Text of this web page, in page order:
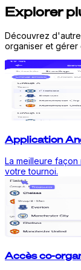
Explorer
Découvrez
organiser et gérer
Application
La meilleure
votre tournoi.
Accès co-